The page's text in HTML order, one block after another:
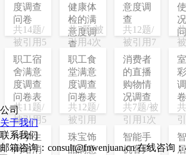
度调查
问卷
共14题/
被引用5
次
健康体
检的满
意度调
查
共7题/被
引用4次
意度调
查
共12题/
被引用7
次
次
职工宿
舍满意
度调查
问卷表
共11题/
被引用5
次
职工食
堂满意
度调查
问卷表
共12题/
被引用
20次
消费者
的直播
购物情
况调查
共7题/被
引用1次
卷
中学生
网络消
珠宝饰
品满意
智能手
机客户
公司
关于我们
联系我们
邮箱咨询：consult@fnwenjuan.cn 在线咨询：